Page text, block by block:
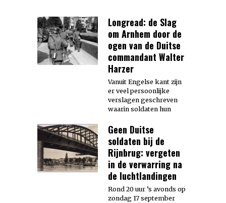
Longread: de Slag
om Arnhem door de
ogen van de Duitse
commandant Walter
Harzer
Vanuit Engelse kant zijn
er veel persoonlijke
verslagen geschreven
waarin soldaten hun
Geen Duitse
soldaten bij de
Rijnbrug: vergeten
in de verwarring na
de luchtlandingen
Rond 20 uur ’s avonds op
zondag 17 september